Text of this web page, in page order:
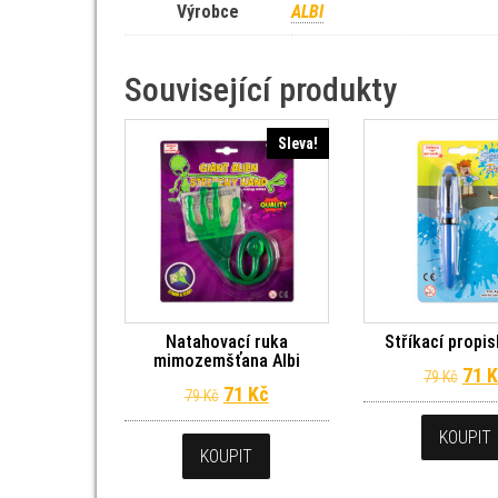
Výrobce ALBI
Související produkty
Sleva!
Natahovací ruka
mimozemšťana Albi
79Kč Původní cena byla: 79 Kč.
71 KčAktuální cena je: 71 Kč.
KOUPIT
Stříkací
79Kč 71
KOUPIT